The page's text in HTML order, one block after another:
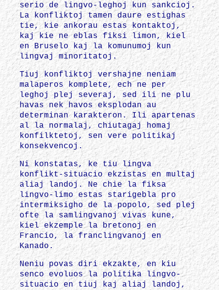
serio de lingvo-leghoj kun sankcioj.
La konfliktoj tamen daure estighas
tie, kie ankorau estas kontaktoj,
kaj kie ne eblas fiksi limon, kiel
en Bruselo kaj la komunumoj kun
lingvaj minoritatoj.
Tiuj konfliktoj vershajne neniam
malaperos komplete, ech ne per
leghoj plej severaj, sed ili ne plu
havas nek havos eksplodan au
determinan karakteron. Ili apartenas
al la normalaj, chiutagaj homaj
konfilktetoj, sen vere politikaj
konsekvencoj.
Ni konstatas, ke tiu lingva
konflikt-situacio ekzistas en multaj
aliaj landoj. Ne chie la fiksa
lingvo-limo estas starigebla pro
intermiksigho de la popolo, sed plej
ofte la samlingvanoj vivas kune,
kiel ekzemple la bretonoj en
Francio, la franclingvanoj en
Kanado.
Neniu povas diri ekzakte, en kiu
senco evoluos la politika lingvo-
situacio en tiuj kaj aliaj landoj,